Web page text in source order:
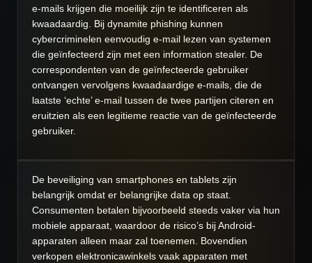
e-mails krijgen die moeilijk zijn te identificeren als
kwaadaardig. Bij dynamite phishing kunnen
cybercriminelen eenvoudig e-mail lezen van systemen
die geïnfecteerd zijn met een information stealer. De
correspondenten van de geïnfecteerde gebruiker
ontvangen vervolgens kwaadaardige e-mails, die de
laatste ‘echte’ e-mail tussen de twee partijen citeren en
eruitzien als een legitieme reactie van de geïnfecteerde
gebruiker.
De beveiliging van smartphones en tablets zijn
belangrijk omdat er belangrijke data op staat.
Consumenten betalen bijvoorbeeld steeds vaker via hun
mobiele apparaat, waardoor de risico’s bij Android-
apparaten alleen maar zal toenemen. Bovendien
verkopen elektronicawinkels vaak apparaten met